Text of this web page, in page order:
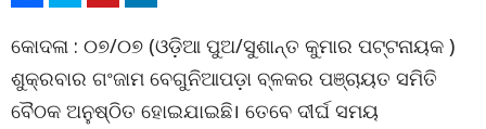
କୋଦଳା : ୦୭/୦୭ (ଓଡ଼ିଆ ପୁଅ/ସୁଶାନ୍ତ କୁମାର ପଟ୍ଟନାୟକ )
ଶୁକ୍ରବାର ଗଂଜାମ ବେଗୁନିଆପଡ଼ା ବ୍ଳକର ପଞ୍ଚାୟତ ସମିତି
ବୈଠକ ଅନୁଷ୍ଠିତ ହୋଇଯାଇଛି। ତେବେ ଦୀର୍ଘ ସମୟ